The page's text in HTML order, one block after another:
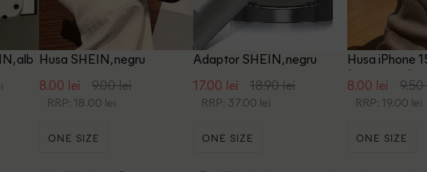
alb Husa SHEIN, negru
8.00 lei 9.00 lei
RRP: 18.00 lei
ONE SIZE
Adaptor SHEIN, negru
17.00 lei 18.90 lei
RRP: 37.00 lei
ONE SIZE
Husa iPhone
transparent
8.00 lei 9.50
RRP: 19.00 lei
ONE SIZE